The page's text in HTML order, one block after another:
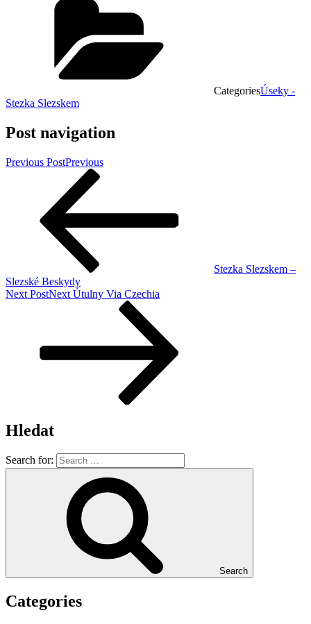
CategoriesÚseky -
Stezka Slezskem
Post navigation
Previous PostPrevious
Stezka Slezskem –
Slezské Beskydy
Next PostNext Útulny Via Czechia
Hledat
Search for:
Search
Categories